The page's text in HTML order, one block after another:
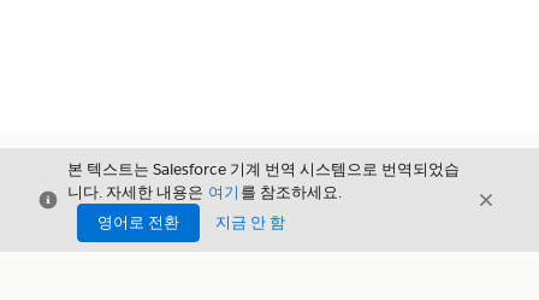
닫기
본 텍스트는 Salesforce 기계 번역 시스템으로 번역되었습
니다. 자세한 내용은 여기 를 참조하세요.
영어로 전환
지금 안 함
닫기